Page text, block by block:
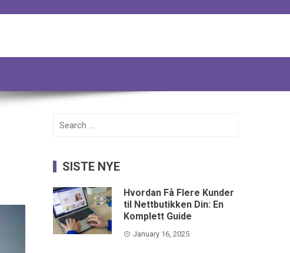
Search
SISTE NYE
Hvordan Få Flere Kunder
til Nettbutikken Din: En
Komplett Guide
January 16, 2025